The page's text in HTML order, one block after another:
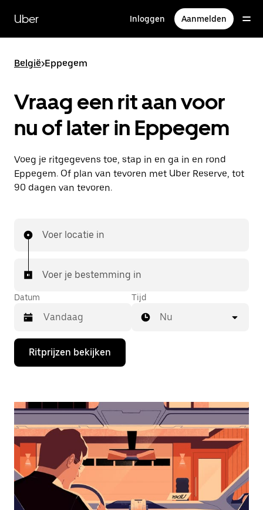
naar
hoofdinhoud
Uber Inloggen Aanmelden
België>Eppegem
Vraag een rit aan voor
nu of later in Eppegem
Voeg je ritgegevens toe, stap in en ga in en rond
Eppegem. Of plan van tevoren met Uber Reserve, tot
90 dagen van tevoren.
Voer locatie in
Voer je bestemming in
Datum
Druk
de
de
te
openen
een
datum
te
selecteren.
Druk
Tijd
Nu
Ritprijzen bekijken